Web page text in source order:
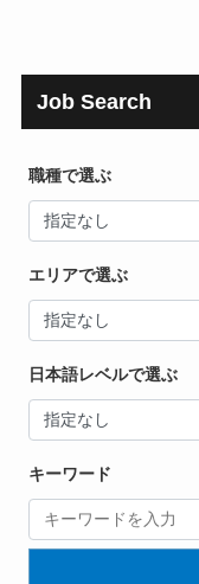
Job Search
職種で選ぶ
エリアで選ぶ
日本語レベルで選ぶ
キーワード